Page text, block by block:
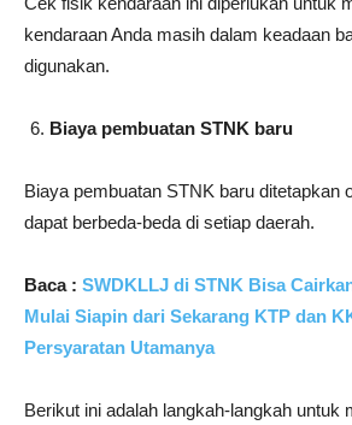
kendaraan Anda masih dalam keadaan
digunakan.
Biaya pembuatan STNK baru
Biaya pembuatan STNK baru ditetapkan
dapat berbeda-beda di setiap daerah.
Baca : SWDKLLJ di STNK Bisa
Mulai Siapin dari Sekarang KTP dan
Persyaratan Utamanya
Berikut ini adalah langkah-langkah untuk